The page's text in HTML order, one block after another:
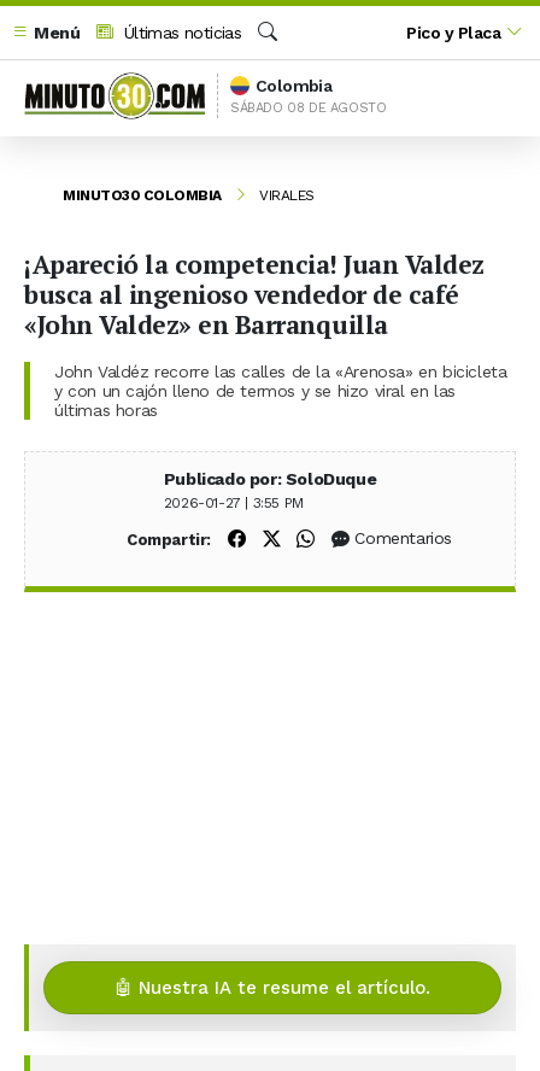
Menú
Últimas noticias
Buscar
Pico y Placa
Colombia
SÁBADO 08 DE AGOSTO
MINUTO30 COLOMBIA VIRALES
¡Apareció la competencia! Juan Valdez
busca al ingenioso vendedor de café
«John Valdez» en Barranquilla
John Valdéz recorre las calles de la «Arenosa» en bicicleta
y con un cajón lleno de termos y se hizo viral en las
últimas horas
Publicado por: SoloDuque
2026-01-27 | 3:55 PM
Compartir: Compartir en Facebook
Compartir en X (Twitter)
Compartir en WhatsApp
Comentarios
🤖 Nuestra IA te resume el artículo.